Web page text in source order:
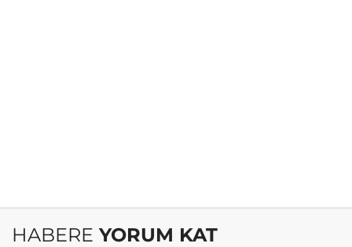
HABERE YORUM KAT